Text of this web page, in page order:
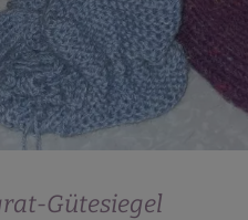
Gütesiegel